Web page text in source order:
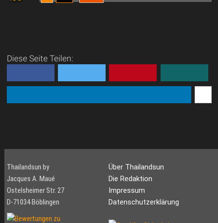
Diese Seite Teilen:
Thailandsun by
Jacques A. Maué
Ostelsheimer Str. 27
D-71034 Böblingen
Über Thailandsun
Die Redaktion
Impressum
Datenschutzerklärung